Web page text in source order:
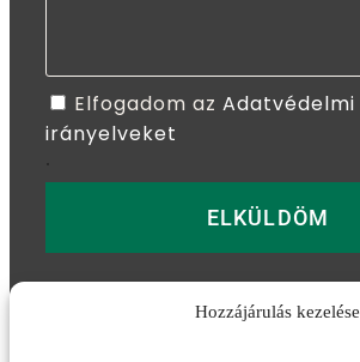
Hozzájárulás kezelése
Elfogadom az Adatvédelmi
irányelveket
ELKÜLDÖM